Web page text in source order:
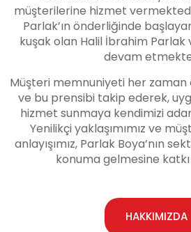
müşterilerine hizmet
Parlak’ın önderliğinde
kuşak olan Halil İbrahim Parlak
devam
Müşteri memnuniyeti her
ve bu prensibi takip ederek,
hizmet sunmaya kendimizi
Yenilikçi yaklaşımımız ve
anlayışımız, Parlak Boya’nın
konuma gelmesine katkı
HAKKIMIZDA